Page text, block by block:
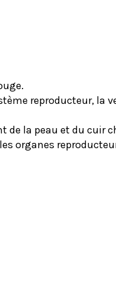
reproducteur, la
de la peau et du cuir
organes